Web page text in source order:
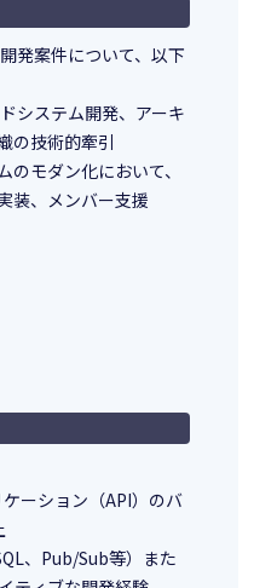
発案件について、以下
システム開発、アーキ
の技術的牽引
のモダン化において、
装、メンバー支援
ーション（API）のバ
、Pub/Sub等）また